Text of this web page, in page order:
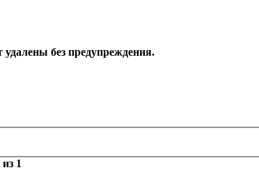
без предупреждения.
из 1